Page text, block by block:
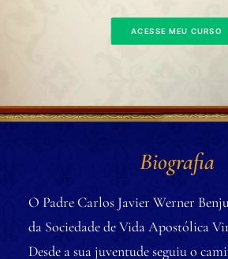
ACESSE MEU CURSO
Biografia
O Padre Carlos Javier Werner
da Sociedade de Vida Apostólica
Desde a sua juventude seguiu o